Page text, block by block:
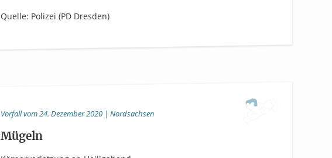
Quelle: Polizei (PD Dresden)
Vorfall vom 24. Dezember 2020 | Nordsachsen
Mügeln